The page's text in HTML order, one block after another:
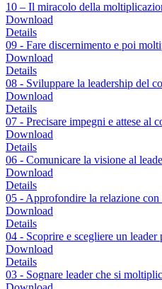
10 – Il miracolo della
Download
Details
09 - Fare discernimento e poi
Download
Details
08 - Sviluppare la leadership del
Download
Details
07 - Precisare impegni e attese al
Download
Details
06 - Comunicare la visione al
Download
Details
05 - Approfondire la relazione con
Download
Details
04 - Scoprire e scegliere un leader
Download
Details
03 - Sognare leader che si